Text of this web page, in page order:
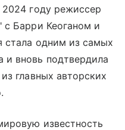
году режиссер
с Барри Кеоганом и
стала одним из самых
вновь подтвердила
главных авторских
известность